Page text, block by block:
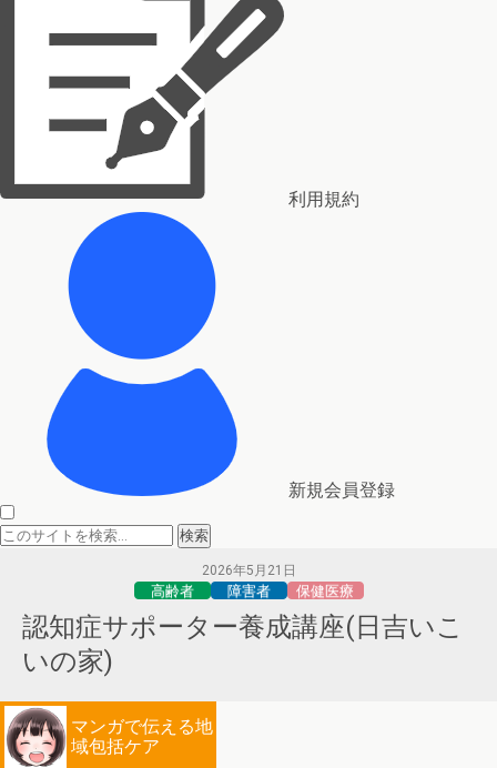
利用規約
新規会員登録
2026年5月21日
高齢者 障害者 保健医療
認知症サポーター養成講座(日吉いこ
いの家)
マンガで伝える地
域包括ケア